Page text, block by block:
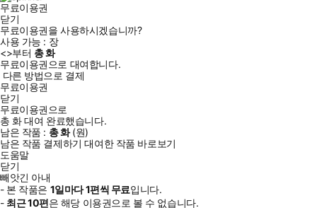
무료이용권
닫기
무료이용권을 사용하시겠습니까?
사용 가능 : 장
<>부터 총화
무료이용권으로 대여합니다.
다른 방법으로 결제
무료이용권
닫기
무료이용권으로
총 화대여 완료했습니다.
남은 작품 : 총화(원)
남은 작품 결제하기 대여한 작품 바로보기
도움말
닫기
빼앗긴 아내
- 본 작품은 1일마다1편씩 무료입니다.
- 최근10편은 해당 이용권으로 볼 수 없습니다.